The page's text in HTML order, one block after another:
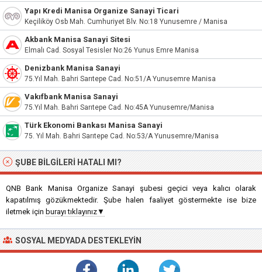
Yapı Kredi Manisa Organize Sanayi Ticari
Keçiliköy Osb Mah. Cumhuriyet Blv. No:18 Yunusemre / Manisa
Akbank Manisa Sanayi Sitesi
Elmalı Cad. Sosyal Tesisler No:26 Yunus Emre Manisa
Denizbank Manisa Sanayi
75.Yıl Mah. Bahri Sarıtepe Cad. No:51/A Yunusemre Manisa
Vakıfbank Manisa Sanayi
75.Yıl Mah. Bahri Sarıtepe Cad. No:45A Yunusemre/Manisa
Türk Ekonomi Bankası Manisa Sanayi
75. Yıl Mah. Bahri Sarıtepe Cad. No:53/A Yunusemre/Manisa
ŞUBE BILGILERI HATALI MI?
QNB Bank Manisa Organize Sanayi şubesi geçici veya kalıcı olarak
kapatılmış gözükmektedir. Şube halen faaliyet göstermekte ise bize
iletmek için burayı tıklayınız▼
SOSYAL MEDYADA DESTEKLEYIN